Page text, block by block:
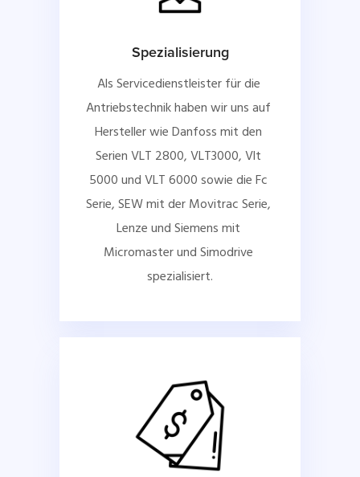
Spezialisierung
Als Servicedienstleister für die
Antriebstechnik haben wir uns auf
Hersteller wie Danfoss mit den
Serien VLT 2800, VLT3000, Vlt
5000 und VLT 6000 sowie die Fc
Serie, SEW mit der Movitrac Serie,
Lenze und Siemens mit
Micromaster und Simodrive
spezialisiert.